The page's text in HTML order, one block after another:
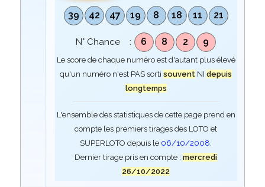
39 42 47 19 8 18 11 21
N° Chance : 6 8 2 9
Le score de chaque numéro est d'autant plus élevé
qu'un numéro n'est PAS sortisouvent NIdepuis
longtemps
L'ensemble des statistiques de cette page prend en
compte les premiers tirages des LOTO et
SUPERLOTO depuis le 06/10/2008.
Dernier tirage pris en compte :mercredi
26/10/2022